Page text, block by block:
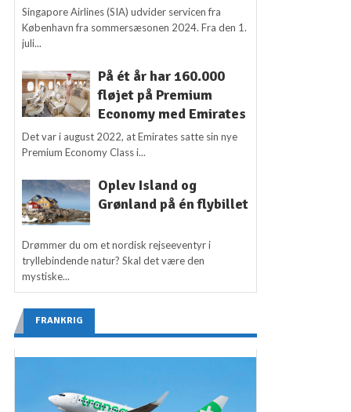
Singapore Airlines (SIA) udvider servicen fra
København fra sommersæsonen 2024. Fra den 1.
juli...
På ét år har 160.000
fløjet på Premium
Economy med Emirates
Det var i august 2022, at Emirates satte sin nye
Premium Economy Class i...
Oplev Island og
Grønland på én flybillet
Drømmer du om et nordisk rejseeventyr i
tryllebindende natur? Skal det være den
mystiske...
FRANKRIG